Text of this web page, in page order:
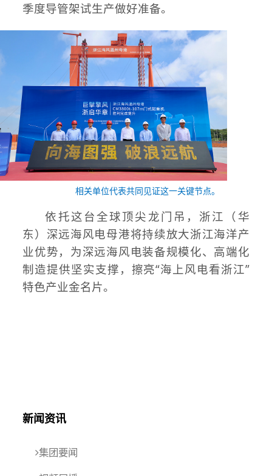
季度导管架试生产做好准备。
相关单位代表共同见证这一关键节点。
依托这台全球顶尖龙门吊，浙江（华
东）深远海风电母港将持续放大浙江海洋产
业优势，为深远海风电装备规模化、高端化
制造提供坚实支撑，擦亮“海上风电看浙江”
特色产业金名片。
新闻资讯
集团要闻